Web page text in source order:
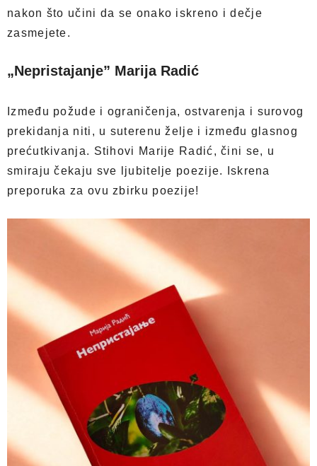
nakon što učini da se onako iskreno i dečje
zasmejete.
„Nepristajanje” Marija Radić
Između požude i ograničenja, ostvarenja i surovog
prekidanja niti, u suterenu želje i između glasnog
prećutkivanja. Stihovi Marije Radić, čini se, u
smiraju čekaju sve ljubitelje poezije. Iskrena
preporuka za ovu zbirku poezije!